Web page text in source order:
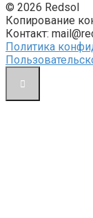
© 2026 Redsol
Копирование
Контакт:
Политика